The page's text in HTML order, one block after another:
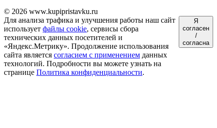
© 2026 www.kupipristavku.ru
Для анализа трафика и улучшения работы наш сайт
использует файлы cookie, сервисы сбора
технических данных посетителей и
«Яндекс.Метрику». Продолжение использования
сайта является согласием с применением данных
технологий. Подробности вы можете узнать на
странице Политика конфиденциальности.
Я
согласен
/
согласна